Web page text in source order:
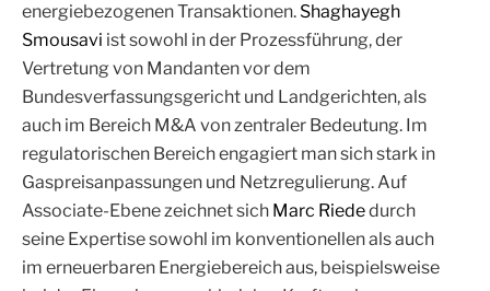
energiebezogenen Transaktionen. Shaghayegh
Smousavi ist sowohl in der Prozessführung, der
Vertretung von Mandanten vor dem
Bundesverfassungsgericht und Landgerichten, als
auch im Bereich M&A von zentraler Bedeutung. Im
regulatorischen Bereich engagiert man sich stark in
Gaspreisanpassungen und Netzregulierung. Auf
Associate-Ebene zeichnet sich Marc Riededurch
seine Expertise sowohl im konventionellen als auch
im erneuerbaren Energiebereich aus, beispielsweise